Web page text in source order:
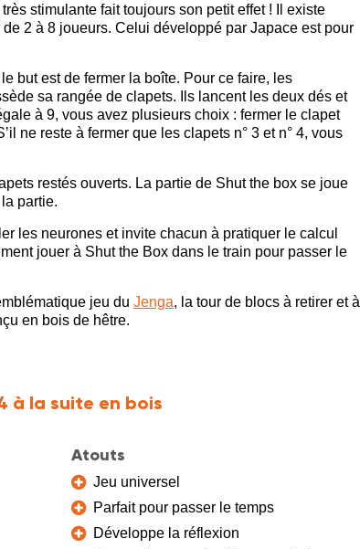
stimulante fait toujours son petit effet ! Il existe
2 à 8 joueurs. Celui développé par Japace est pour
but est de fermer la boîte. Pour ce faire, les
sa rangée de clapets. Ils lancent les deux dés et
à 9, vous avez plusieurs choix : fermer le clapet
ne reste à fermer que les clapets n° 3 et n° 4, vous
restés ouverts. La partie de Shut the box se joue
partie.
les neurones et invite chacun à pratiquer le calcul
jouer à Shut the Box dans le train pour passer le
jeu du Jenga, la tour de blocs à retirer et à
en bois de hêtre.
à la suite en bois
Atouts
Jeu universel
Parfait pour passer le temps
Développe la réflexion